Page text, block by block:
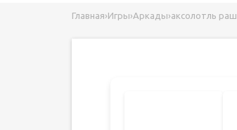
Главная›Игры›Аркады›аксолотль раш